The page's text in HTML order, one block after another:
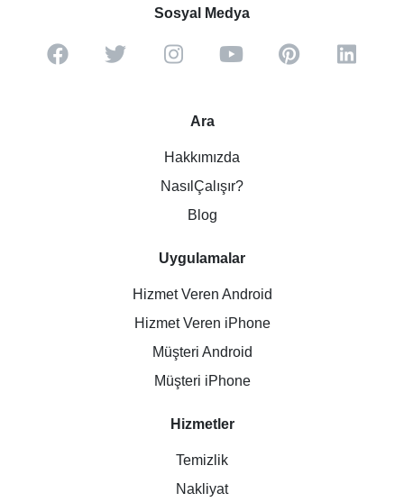
Sosyal Medya
Ara
Hakkımızda
NasılÇalışır?
Blog
Uygulamalar
Hizmet Veren Android
Hizmet Veren iPhone
Müşteri Android
Müşteri iPhone
Hizmetler
Temizlik
Nakliyat